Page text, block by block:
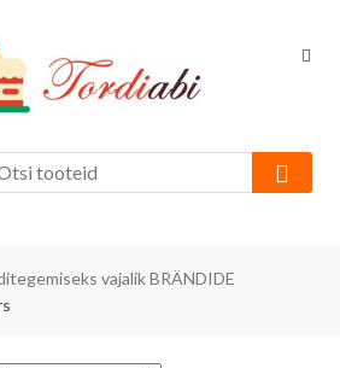
vajalik BRÄNDIDE